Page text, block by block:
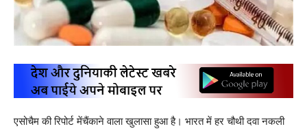
एसोचैम की रिपोर्ट मेंचैंकाने वाला खुलासा हुआ है। भारत में हर चौथी दवा नकली